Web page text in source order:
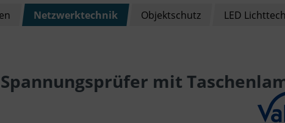
Netzwerktechnik Objektschutz LED
mit